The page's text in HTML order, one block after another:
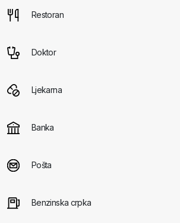
Restoran
Doktor
Ljekarna
Banka
Pošta
Benzinska crpka